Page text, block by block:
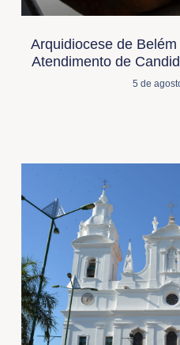
Arquidiocese de
Atendimento de
5 de